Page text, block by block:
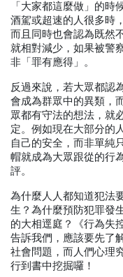
「大家都這麼做」的時
酒駕或超速的人很多時
而且同時也會認為既然
就相對減少，如果被警
非「罪有應得」。
反過來說，若大眾都認
會成為群眾中的異類，
眾都有守法的想法，就
定。例如現在大部分的
自己的安全，而非單純
帽就成為大眾跟從的行
評。
為什麼人人都知道犯法
生？為什麼預防犯罪發
的大相逕庭？《行為失
告訴我們，應該要先了
社會問題，而人們心理
行到書中挖掘囉！